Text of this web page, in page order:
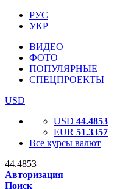
РУС
УКР
ВИДЕО
ФОТО
ПОПУЛЯРНЫЕ
СПЕЦПРОЕКТЫ
USD
USD 44.4853
EUR 51.3357
Все курсы валют
44.4853
Авторизация
Поиск